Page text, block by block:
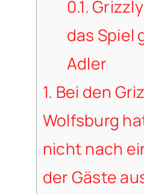
0.1.
das Spiel
Adler
1. Bei den
Wolfsburg
nicht nach
der Gäste